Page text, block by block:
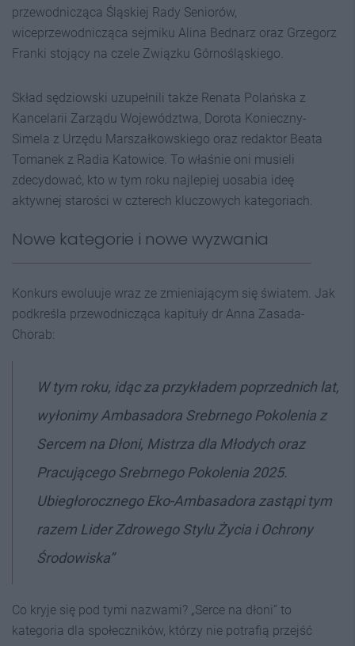
przewodnicząca Śląskiej Rady Seniorów,
wiceprzewodnicząca sejmiku Alina Bednarz oraz Grzegorz
Franki stojący na czele Związku Górnośląskiego.
Skład sędziowski uzupełnili także Renata Polańska z
Kancelarii Zarządu Województwa, Dorota Konieczny-
Simela z Urzędu Marszałkowskiego oraz redaktor Beata
Tomanek z Radia Katowice. To właśnie oni musieli
zdecydować, kto w tym roku najlepiej uosabia ideę
aktywnej starości w czterech kluczowych kategoriach.
Nowe kategorie i nowe wyzwania
Konkurs ewoluuje wraz ze zmieniającym się światem. Jak
podkreśla przewodnicząca kapituły dr Anna Zasada-
Chorab:
W tym roku, idąc za przykładem poprzednich lat,
wyłonimy Ambasadora Srebrnego Pokolenia z
Sercem na Dłoni, Mistrza dla Młodych oraz
Pracującego Srebrnego Pokolenia 2025.
Ubiegłorocznego Eko-Ambasadora zastąpi tym
razem Lider Zdrowego Stylu Życia i Ochrony
Środowiska”
Co kryje się pod tymi nazwami? „Serce na dłoni” to
kategoria dla społeczników, którzy nie potrafią przejść